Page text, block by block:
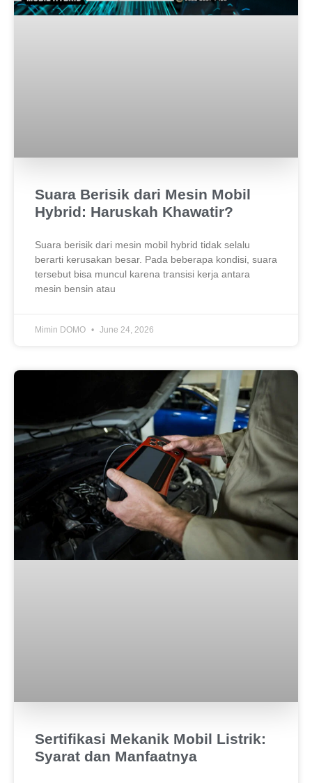
Suara Berisik dari Mesin Mobil
Hybrid: Haruskah Khawatir?
Suara berisik dari mesin mobil hybrid tidak selalu
berarti kerusakan besar. Pada beberapa kondisi, suara
tersebut bisa muncul karena transisi kerja antara
mesin bensin atau
Mimin DOMO June 24, 2026
Sertifikasi Mekanik Mobil Listrik:
Syarat dan Manfaatnya